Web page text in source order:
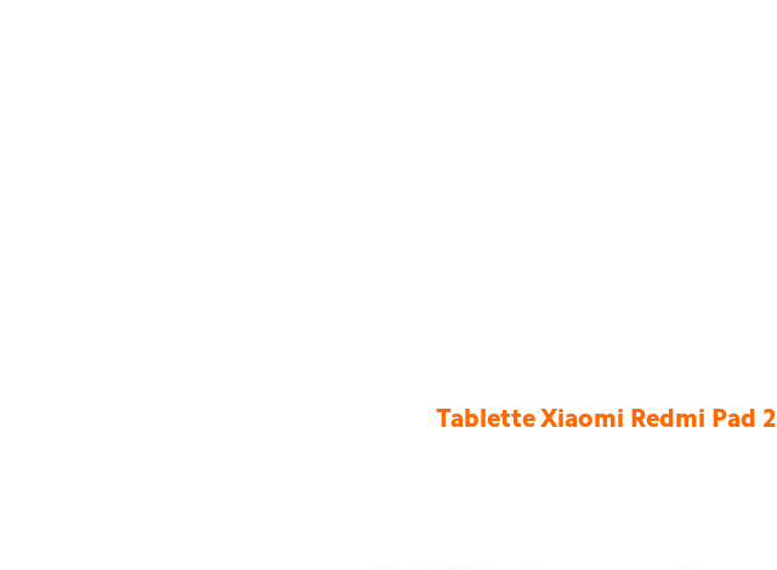
Tablette Xiaomi Redmi Pad 2